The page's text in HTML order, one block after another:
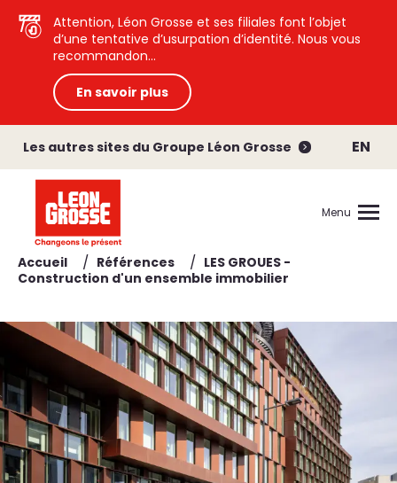
Attention, Léon Grosse et ses filiales font l’objet
d’une tentative d’usurpation d’identité. Nous vous
recommandon...
En savoir plus
Les autres sites du Groupe Léon Grosse EN
Menu
Accueil / Références / LES GROUES -
Construction d'un ensemble immobilier